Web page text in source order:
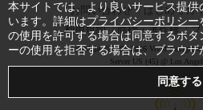
お問い合わせ はじめてガ
利用規約
商標・著作権 プ
Copyright © 1999-2026 Vivid
Server US (45) @ Los
本サイトでは、より良いサービス提
います。詳細はプライバシーポリシー
の使用を許可する場合は同意するボ
ーの使用を拒否する場合は、ブラウザ